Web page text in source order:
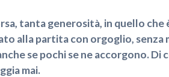
tanta generosità, in quello
alla partita con orgoglio,
se pochi se ne accorgono. Di
mai.